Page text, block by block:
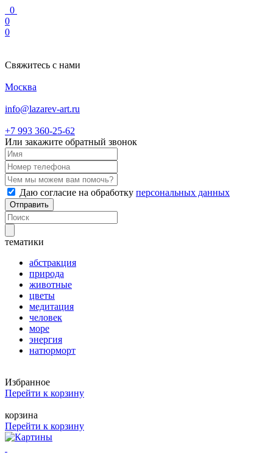
0
0
0
Свяжитесь с нами
Москва
info@lazarev-art.ru
+7 993 360‑25‑62
Или закажите обратный звонок
Даю согласие на обработку персональных данных
Отправить
тематики
абстракция
природа
животные
цветы
медитация
человек
море
энергия
натюрморт
Избранное
Перейти к корзину
корзина
Перейти к корзину